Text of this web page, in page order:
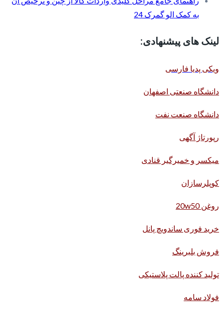
به کمک الو گمرک 24
لینک های پیشنهادی:
ویکی پدیا فارسی
دانشگاه صنعتی اصفهان
دانشگاه صنعت نفت
رپورتاژ آگهی
میکسر و خمیرگیر قنادی
کوپلرسازان
روغن 20w50
خرید فوری ساندویچ پانل
فروش بلبرینگ
تولید کننده پالت پلاستیکی
فولاد سامه